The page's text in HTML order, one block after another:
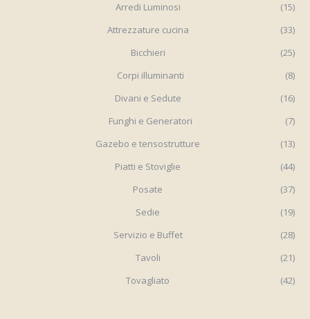
Arredi Luminosi
(15)
Attrezzature cucina
(33)
Bicchieri
(25)
Corpi illuminanti
(8)
Divani e Sedute
(16)
Funghi e Generatori
(7)
Gazebo e tensostrutture
(13)
Piatti e Stoviglie
(44)
Posate
(37)
Sedie
(19)
Servizio e Buffet
(28)
Tavoli
(21)
Tovagliato
(42)